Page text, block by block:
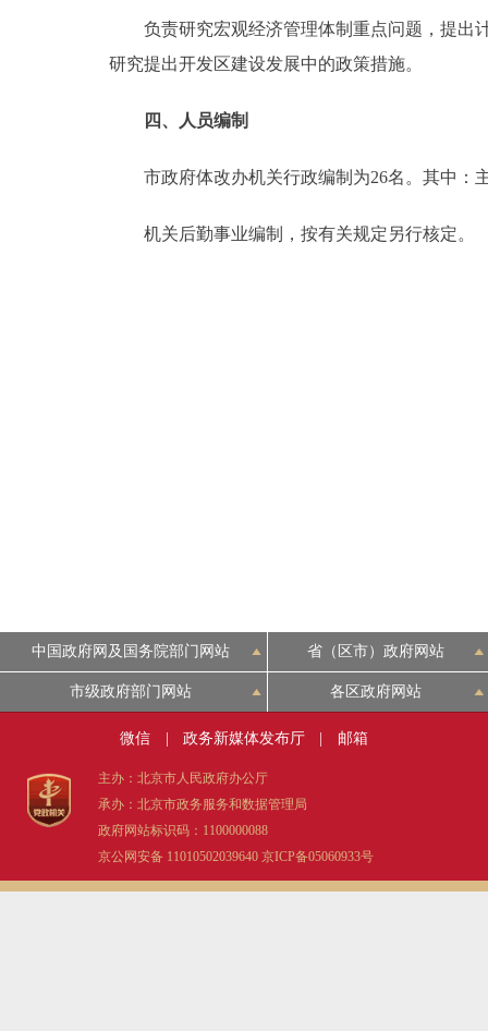
负责研究宏观经济管理体制重点问题，提出计
研究提出开发区建设发展中的政策措施。
四、人员编制
市政府体改办机关行政编制为26名。其中：
机关后勤事业编制，按有关规定另行核定。
中国政府网及国务院部门网站 省（区市）政府网站
市级政府部门网站 各区政府网站
微信 政务新媒体发布厅 邮箱
主办：北京市人民政府办公厅
承办：北京市政务服务和数据管理局
政府网站标识码：1100000088
京公网安备 11010502039640 京ICP备05060933号